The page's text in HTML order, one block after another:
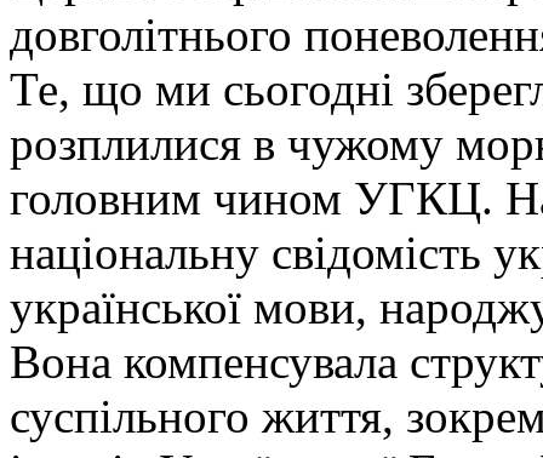
довголітнього
Те, що ми сьогодні
розплилися в чужому
головним чином УГКЦ.
національну свідомість
української мови,
Вона компенсувала
суспільного життя,